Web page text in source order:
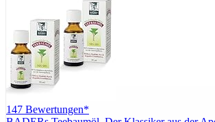
147 Bewertungen*